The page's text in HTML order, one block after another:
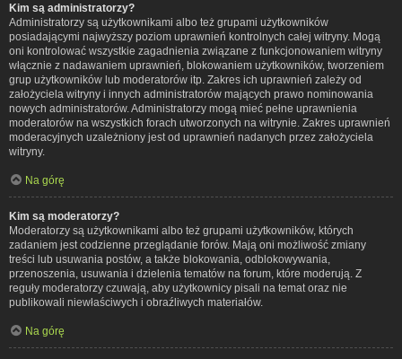
Kim są administratorzy?
Administratorzy są użytkownikami albo też grupami użytkowników
posiadającymi najwyższy poziom uprawnień kontrolnych całej witryny. Mogą
oni kontrolować wszystkie zagadnienia związane z funkcjonowaniem witryny
włącznie z nadawaniem uprawnień, blokowaniem użytkowników, tworzeniem
grup użytkowników lub moderatorów itp. Zakres ich uprawnień zależy od
założyciela witryny i innych administratorów mających prawo nominowania
nowych administratorów. Administratorzy mogą mieć pełne uprawnienia
moderatorów na wszystkich forach utworzonych na witrynie. Zakres uprawnień
moderacyjnych uzależniony jest od uprawnień nadanych przez założyciela
witryny.
Na górę
Kim są moderatorzy?
Moderatorzy są użytkownikami albo też grupami użytkowników, których
zadaniem jest codzienne przeglądanie forów. Mają oni możliwość zmiany
treści lub usuwania postów, a także blokowania, odblokowywania,
przenoszenia, usuwania i dzielenia tematów na forum, które moderują. Z
reguły moderatorzy czuwają, aby użytkownicy pisali na temat oraz nie
publikowali niewłaściwych i obraźliwych materiałów.
Na górę